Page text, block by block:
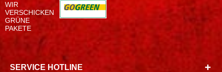
WIR
VERSCHICKEN
GRÜNE
PAKETE
SERVICE HOTLINE